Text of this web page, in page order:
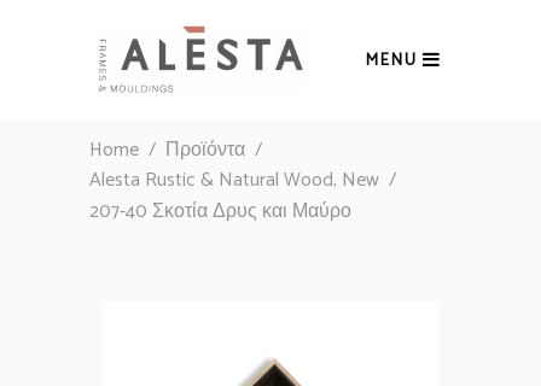
MENU
Home / Προϊόντα /
Alesta Rustic & Natural Wood, New /
207-40 Σκοτία Δρυς και Μαύρο